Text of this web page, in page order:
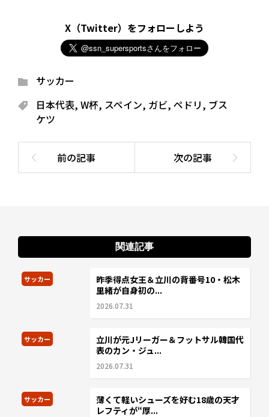
X（Twitter）をフォローしよう
サッカー
日本代表, W杯, スペイン, ガビ, ペドリ, ブス
ケツ
関連記事
サッカー
昨季得点女王＆立川の背番号10・松木
里緒が自身初の...
2026.07.31
サッカー
立川が元Jリーガー＆フットサル韓国代
表のカン・ジュ...
2026.07.31
サッカー
薄くて軽いシューズを好む18歳の天才
レフティが“厚...